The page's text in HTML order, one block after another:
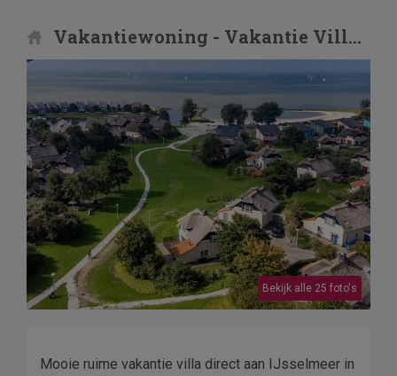
Vakantiewoning - Vakantie Villa Makkum
Bekijk alle 25 foto's
Mooie ruime vakantie villa direct aan IJsselmeer in